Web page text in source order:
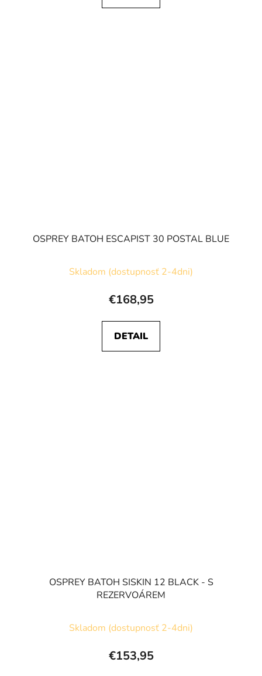
OSPREY BATOH ESCAPIST 30 POSTAL BLUE
Skladom (dostupnosť 2-4dni)
€168,95
DETAIL
OSPREY BATOH SISKIN 12 BLACK - S
REZERVOÁREM
Skladom (dostupnosť 2-4dni)
€153,95